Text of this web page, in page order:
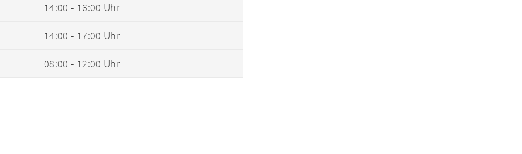
14:00 - 16:00 Uhr
14:00 - 17:00 Uhr
08:00 - 12:00 Uhr